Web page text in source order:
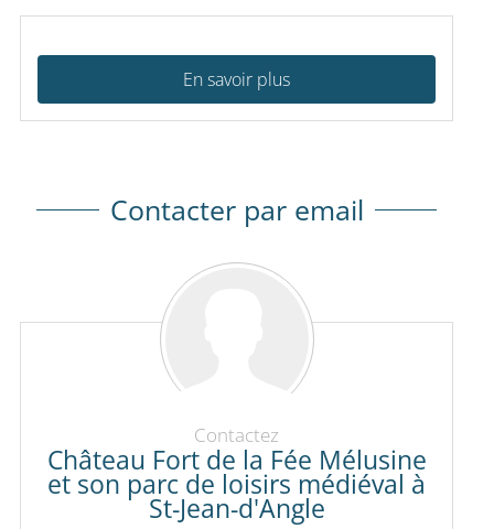
En savoir plus
Contacter par email
Contactez
Château Fort de la Fée Mélusine
et son parc de loisirs médiéval à
St-Jean-d'Angle